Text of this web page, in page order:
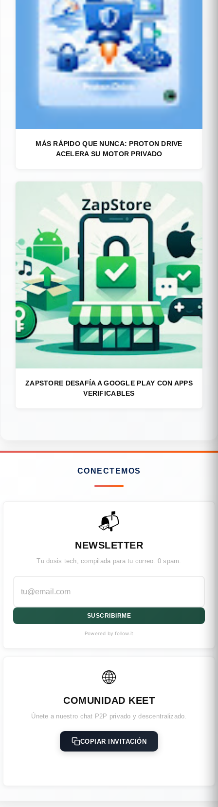
MÁS RÁPIDO QUE NUNCA: PROTON DRIVE
ACELERA SU MOTOR PRIVADO
ZAPSTORE DESAFÍA A GOOGLE PLAY CON APPS
VERIFICABLES
CONECTEMOS
📬
NEWSLETTER
Tu dosis tech, compilada para tu correo. 0 spam.
SUSCRIBIRME
Powered by follow.it
🌐
COMUNIDAD KEET
Únete a nuestro chat P2P privado y descentralizado.
COPIAR INVITACIÓN